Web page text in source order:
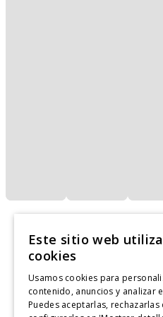
Legal
Este sitio web utiliza
cookies
Usamos cookies para
contenido, anuncios y analizar
Puedes aceptarlas, rechazarlas